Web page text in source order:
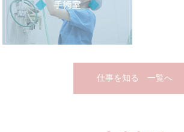
仕事を知る 一覧へ